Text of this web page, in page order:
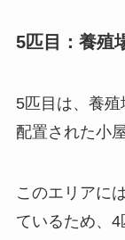
5匹目：養殖
5匹目は、養
配置された小
このエリアに
ているため、